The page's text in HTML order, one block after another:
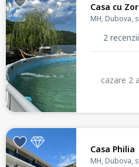
Casa cu
MH, Dubova,
2 recenzii
cazare 2
Casa Philia
MH, Dubova,